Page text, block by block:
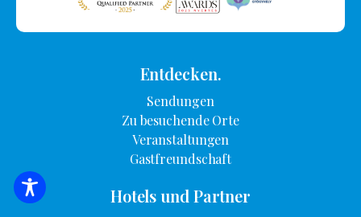
SUCHE NACH UNTERKUNFT
Entdecken.
Sendungen
Zu besuchende Orte
Veranstaltungen
Gastfreundschaft
Hotels und Partner